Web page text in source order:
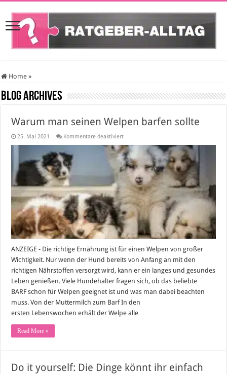
Home »
Blog Archives
Warum man seinen Welpen barfen sollte
25. Mai 2021 Kommentare deaktiviertfür
man
seinen
Welpen
barfen
sollte
ANZEIGE - Die richtige Ernährung ist für einen Welpen von großer
Wichtigkeit. Nur wenn der Hund bereits von Anfang an mit den
richtigen Nährstoffen versorgt wird, kann er ein langes und gesundes
Leben genießen. Viele Hundehalter fragen sich, ob das beliebte
BARF schon für Welpen geeignet ist und was man dabei beachten
muss. Von der Muttermilch zum Barf In den
ersten Lebenswochen erhält der Welpe alle …
Read More »
Do it yourself: Die Dinge könnt ihr einfach